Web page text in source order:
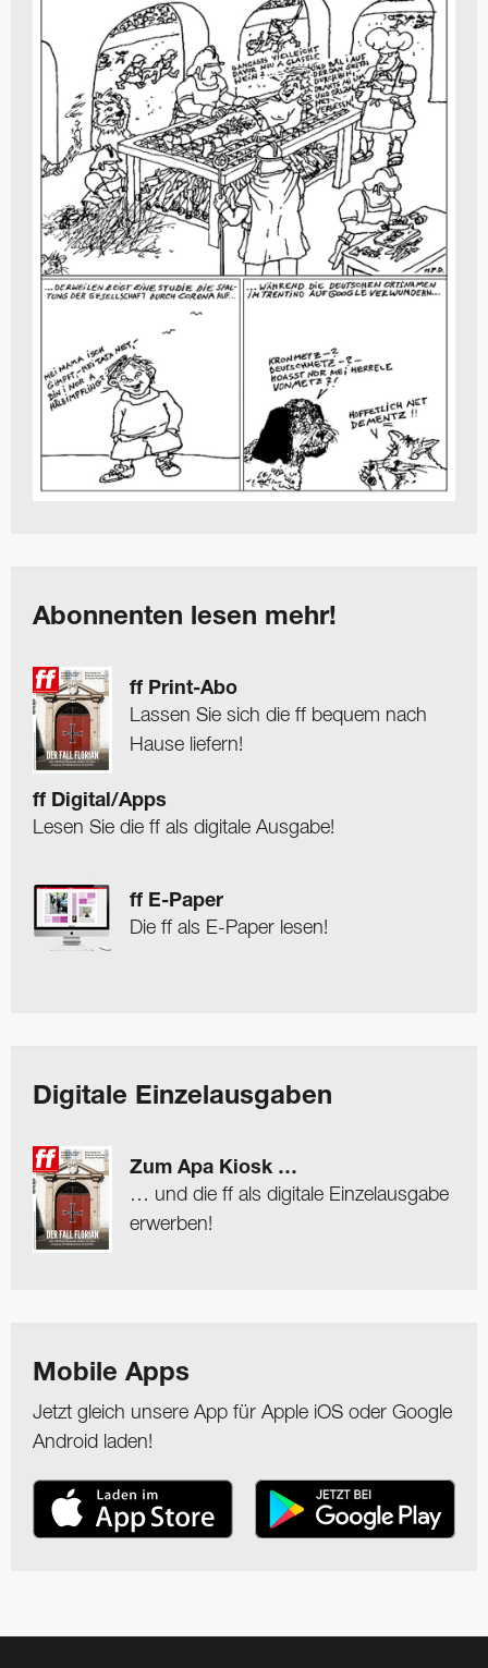
Abonnenten lesen mehr!
ff Print-Abo
Lassen Sie sich die ff bequem nach
Hause liefern!
ff Digital/Apps
Lesen Sie die ff als digitale Ausgabe!
ff E-Paper
Die ff als E-Paper lesen!
Digitale Einzelausgaben
Zum Apa Kiosk …
… und die ff als digitale Einzelausgabe
erwerben!
Mobile Apps
Jetzt gleich unsere App für Apple iOS oder Google
Android laden!